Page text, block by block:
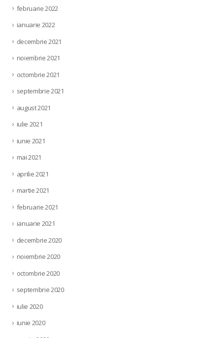
februarie 2022
ianuarie 2022
decembrie 2021
noiembrie 2021
octombrie 2021
septembrie 2021
august 2021
iulie 2021
iunie 2021
mai 2021
aprilie 2021
martie 2021
februarie 2021
ianuarie 2021
decembrie 2020
noiembrie 2020
octombrie 2020
septembrie 2020
iulie 2020
iunie 2020